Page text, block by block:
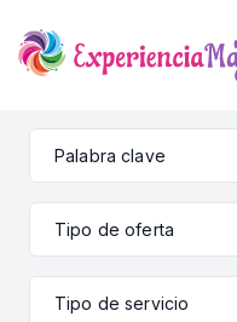
Tipo de oferta
Tipo de servicio